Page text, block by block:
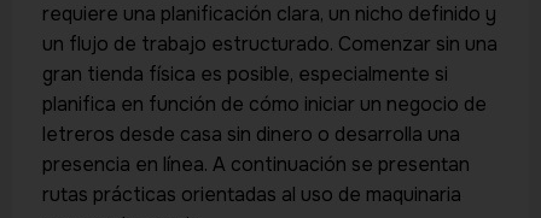
requiere una planificación clara, un nicho definido y
un flujo de trabajo estructurado. Comenzar sin una
gran tienda física es posible, especialmente si
planifica en función de cómo iniciar un negocio de
letreros desde casa sin dinero o desarrolla una
presencia en línea. A continuación se presentan
rutas prácticas orientadas al uso de maquinaria